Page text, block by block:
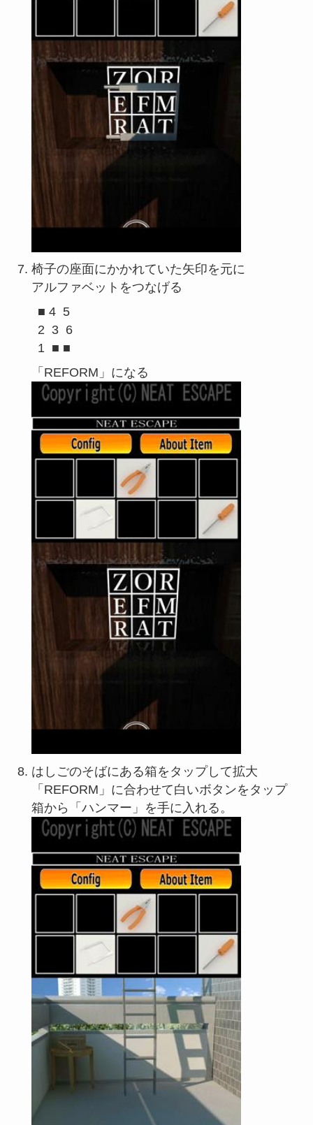
椅子の座面にかかれていた矢印を元に
アルファベットをつなげる
■ 4  5
2  3  6
「REFORM」になる
はしごのそばにある箱をタップして拡大
「REFORM」に合わせて白いボタンをタップ
箱から「ハンマー」を手に入れる。